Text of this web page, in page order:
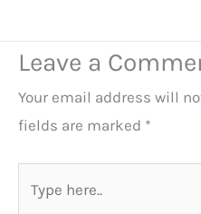
Leave a
Your email address will
fields are marked *
here..